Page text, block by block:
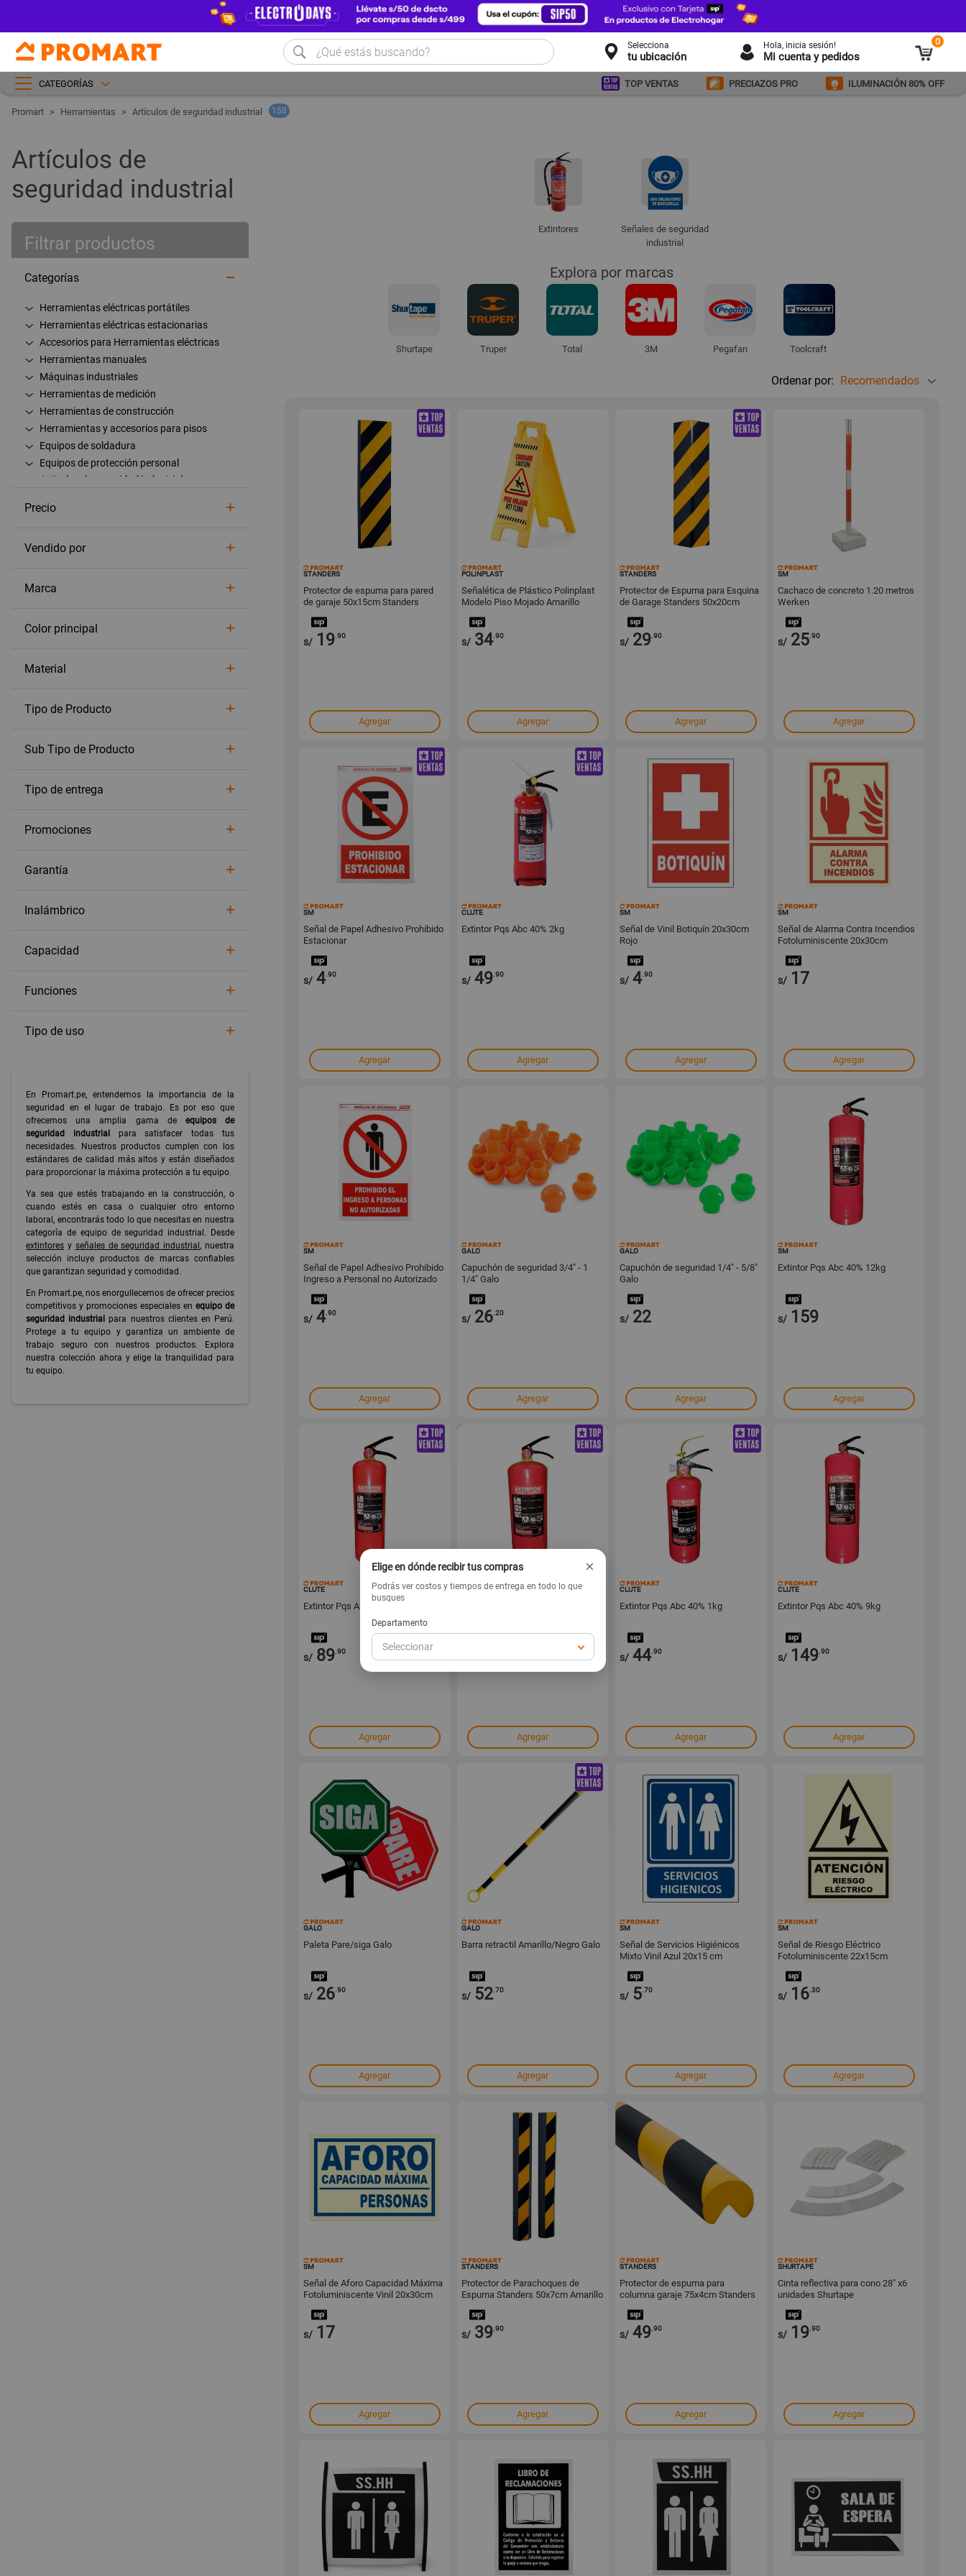
Selecciona
tu ubicación
Hola, inicia sesión!
Mi cuenta y pedidos
0
CATEGORÍAS TOP VENTAS PRECIAZOS PRO ILUMINACIÓN 80% OFF
Herramientas Artículos de seguridad industrial 158
Artículos de
seguridad industrial
Filtrar productos
Categorías
Herramientas eléctricas portátiles
Herramientas eléctricas estacionarias
Accesorios para Herramientas eléctricas
Herramientas manuales
Máquinas industriales
Herramientas de medición
Herramientas de construcción
Herramientas y accesorios para pisos
Equipos de soldadura
Equipos de protección personal
Articulos de seguridad industrial
Extintores
Herramientas de mecánica automotriz
Precio
Marca
Color principal
Vendido por
Tipo de entrega
Promociones
Garantía
Tipo de Producto
Sub Tipo de Producto
Material
Inalámbrico
Capacidad
Funciones
Tipo de uso
En Promart.pe, entendemos la importancia de la
seguridad en el lugar de trabajo. Es por eso que
ofrecemos una amplia gama de equipos de
seguridad industrial
para satisfacer todas tus
necesidades. Nuestros productos cumplen con los
estándares de calidad más altos y están diseñados
para proporcionar la máxima protección a tu equipo.
Ya sea que estés trabajando en la construcción, o
cuando estés en casa o cualquier otro entorno
laboral, encontrarás todo lo que necesitas en nuestra
categoría de equipo de seguridad industrial. Desde
extintores y señales de seguridad industrial, nuestra
selección incluye productos de marcas confiables
que garantizan seguridad y comodidad.
En Promart.pe, nos enorgullecemos de ofrecer precios
competitivos y promociones especiales en equipo de
seguridad industrial para nuestros clientes en Perú.
Protege a tu equipo y garantiza un ambiente de
trabajo seguro con nuestros productos. Explora
nuestra colección ahora y elige la tranquilidad para
tu equipo.
Extintores
Señales de seguridad
industrial
Explora por marcas
Shurtape Truper Total 3M Pegafan Toolcraft
Ordenar por: Recomendados
STANDERS
Protector de espuma para pared
de garaje 50x15cm Standers
s/ 19.90
Agregar
POLINPLAST
Señalética de Plástico Polinplast
Modelo Piso Mojado Amarillo
s/ 34.90
Agregar
STANDERS
Protector de Espuma para Esquina
de Garage Standers 50x20cm
s/ 29.90
Agregar
SM
Cachaco de concreto 1.20 metros
Werken
s/ 25.90
Agregar
SM
Señal de Papel Adhesivo Prohibido
Estacionar
s/ 4.90
Agregar
CLUTE
Extintor Pqs Abc 40% 2kg
s/ 49.90
Agregar
SM
Señal de Vinil Botiquín 20x30cm
Rojo
s/ 4.90
Agregar
SM
Señal de Alarma Contra Incendios
Fotoluminiscente 20x30cm
s/ 17
Agregar
SM
Señal de Papel Adhesivo Prohibido
Ingreso a Personal no Autorizado
s/ 4.90
Agregar
GALO
Capuchón de seguridad 3/4" - 1
1/4" Galo
s/ 26.20
Agregar
GALO
Capuchón de seguridad 1/4" - 5/8"
Galo
s/ 22
Agregar
SM
Extintor Pqs Abc 40% 12kg
s/ 159
Agregar
150969
CLUTE
Extintor Pqs Abc 40% 4kg
s/ 89.90
Agregar
150968
CLUTE
s/ 119
Agregar
CLUTE
Extintor Pqs Abc 40% 1kg
s/ 44.90
Agregar
CLUTE
Extintor Pqs Abc 40% 9kg
s/ 149.90
Agregar
GALO
Paleta Pare/siga Galo
s/ 26.90
Agregar
GALO
Barra retractil Amarillo/Negro Galo
s/ 52.70
Agregar
SM
Señal de Servicios Higiénicos
Mixto Vinil Azul 20x15 cm
s/ 5.70
Agregar
SM
Señal de Riesgo Eléctrico
Fotoluminiscente 22x15cm
s/ 16.30
Agregar
SM
Señal de Aforo Capacidad Máxima
Fotoluminiscente Vinil 20x30cm
s/ 17
Agregar
STANDERS
Protector de Parachoques de
Espuma Standers 50x7cm Amarillo
s/ 39.90
Agregar
STANDERS
Protector de espuma para
columna garaje 75x4cm Standers
s/ 49.90
Agregar
SHURTAPE
Cinta reflectiva para cono 28" x6
unidades Shurtape
s/ 19.90
Agregar
Elige en dónde recibir tus compras ×
Podrás ver costos y tiempos de entrega en todo lo que
busques
Departamento
Seleccionar